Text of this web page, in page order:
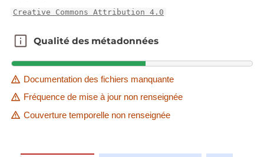
https://ws.geoportail.lu/wss/service/GR_Natudata_
with layer name(s):
Creative Commons Attribution 4.0
Qualité des métadonnées
Qualité des métadonnées
Documentation des fichiers manquante
Fréquence de mise à jour non renseignée
Couverture temporelle non renseignée